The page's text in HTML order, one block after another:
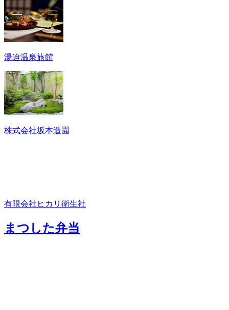
湯迫温泉旅館
株式会社坂本造園
有限会社ヒカリ衛生社
まつした弁当